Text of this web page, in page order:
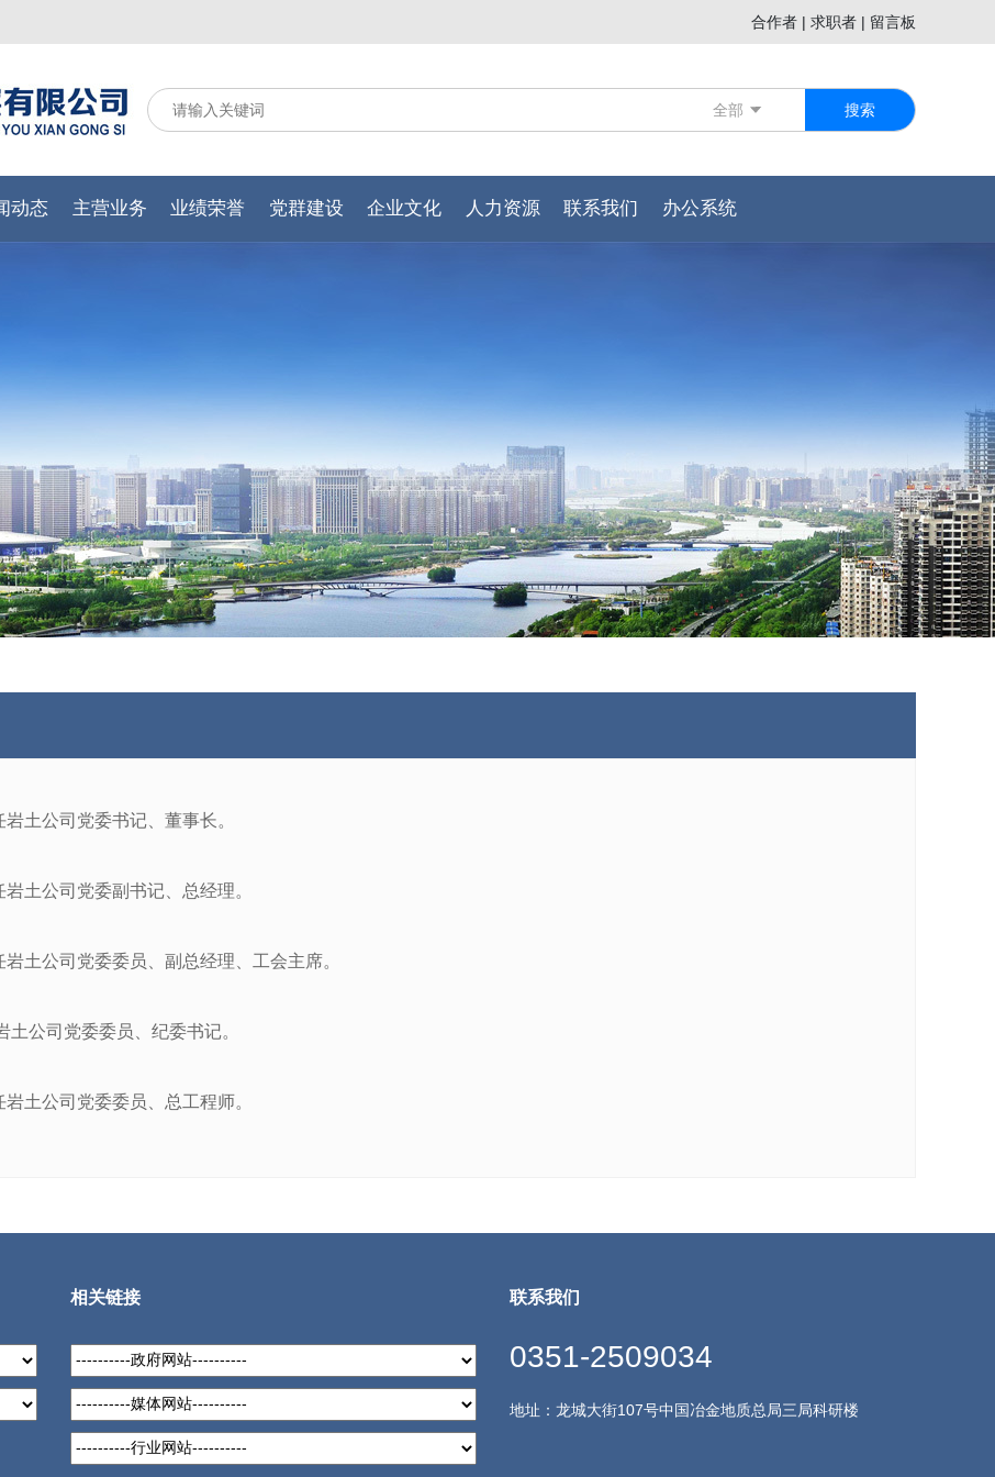
合作者 | 求职者 | 留言板
全部 搜索
动态 主营业务 业绩荣誉 党群建设 企业文化 人力资源 联系我们 办公系统
土公司党委书记、董事长。
土公司党委副书记、总经理。
土公司党委委员、副总经理、工会主席。
土公司党委委员、纪委书记。
土公司党委委员、总工程师。
相关链接 联系我们
0351-2509034
地址：龙城大街107号中国冶金地质总局三局科研楼